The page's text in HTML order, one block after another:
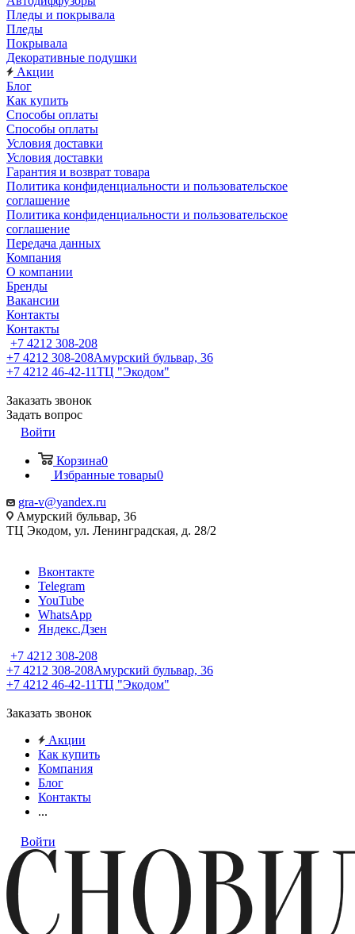
Пледы и покрывала
Пледы
Покрывала
Декоративные подушки
Акции
Блог
Как купить
Способы оплаты
Способы оплаты
Условия доставки
Условия доставки
Гарантия и возврат товара
Политика конфиденциальности и пользовательское
соглашение
Политика конфиденциальности и пользовательское
соглашение
Передача данных
Компания
О компании
Бренды
Вакансии
Контакты
Контакты
+7 4212 308-208
+7 4212 308-208Амурский бульвар, 36
+7 4212 46-42-11ТЦ "Экодом"
Заказать звонок
Задать вопрос
Войти
Корзина0
Избранные товары0
gra-v@yandex.ru
Амурский бульвар, 36
ТЦ Экодом, ул. Ленинградская, д. 28/2
Вконтакте
Telegram
YouTube
WhatsApp
Яндекс.Дзен
+7 4212 308-208
+7 4212 308-208Амурский бульвар, 36
+7 4212 46-42-11ТЦ "Экодом"
Заказать звонок
Акции
Как купить
Компания
Блог
Контакты
...
Войти